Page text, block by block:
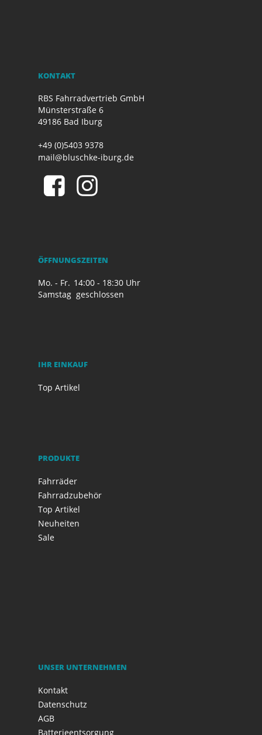
KONTAKT
RBS Fahrradvertrieb GmbH
Münsterstraße 6
49186 Bad Iburg
+49 (0)5403 9378
mail@bluschke-iburg.de
ÖFFNUNGSZEITEN
Mo. - Fr. 14:00 - 18:30 Uhr
Samstag geschlossen
IHR EINKAUF
Top Artikel
PRODUKTE
Fahrräder
Fahrradzubehör
Top Artikel
Neuheiten
Sale
UNSER UNTERNEHMEN
Kontakt
Datenschutz
AGB
Batterieentsorgung